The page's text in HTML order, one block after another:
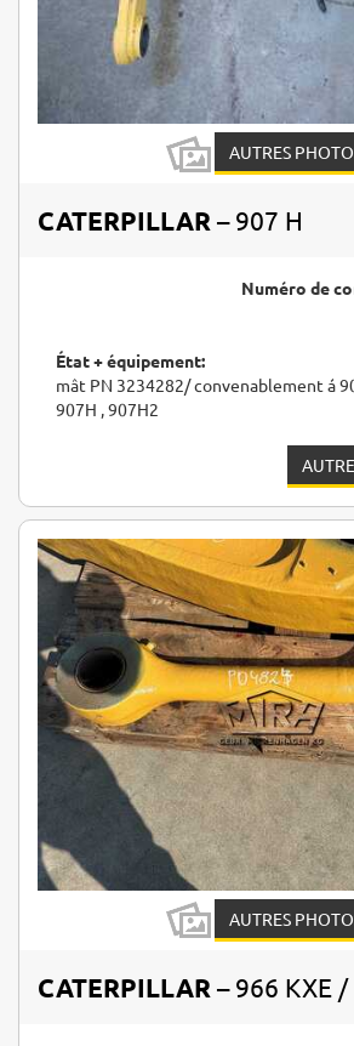
AUTRES
CATERPILLAR – 907 H
Numéro de
État + équipement:
mât PN 3234282/ convenablement á
907H , 907H2
AUTRES
CATERPILLAR – 966 KXE /